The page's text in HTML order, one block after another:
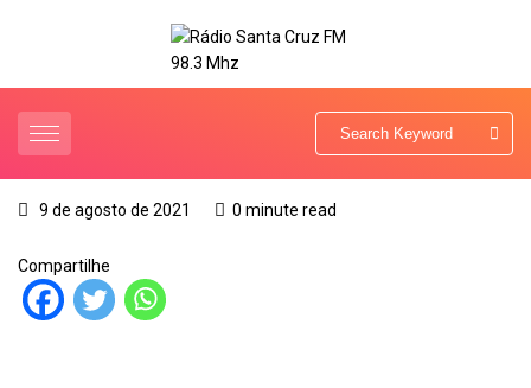
9 de agosto de 2021 0 minute read
Compartilhe